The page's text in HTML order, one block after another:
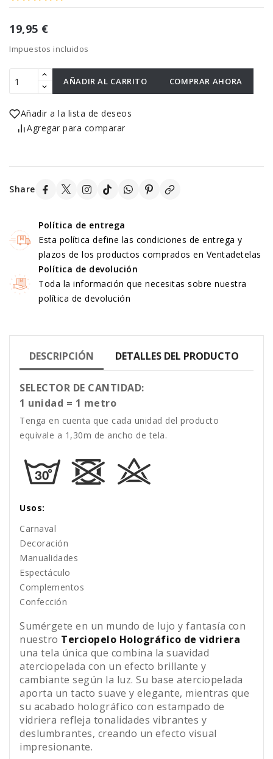
19,95 €
Impuestos incluidos
AÑADIR AL CARRITO COMPRAR AHORA
Añadir a la lista de deseos
Agregar para comparar
Share
Política de entrega
Esta política define las condiciones de entrega y
plazos de los productos comprados en Ventadetelas
Política de devolución
Toda la información que necesitas sobre nuestra
política de devolución
DESCRIPCIÓN DETALLES DEL PRODUCTO
SELECTOR DE CANTIDAD:
1 unidad = 1 metro
Tenga en cuenta que cada unidad del producto
equivale a 1,30m de ancho de tela.
Usos:
Carnaval
Decoración
Manualidades
Espectáculo
Complementos
Confección
Sumérgete en un mundo de lujo y fantasía con
nuestro Terciopelo Holográfico de vidriera
una tela única que combina la suavidad
aterciopelada con un efecto brillante y
cambiante según la luz. Su base aterciopelada
aporta un tacto suave y elegante, mientras que
su acabado holográfico con estampado de
vidriera refleja tonalidades vibrantes y
deslumbrantes, creando un efecto visual
impresionante.